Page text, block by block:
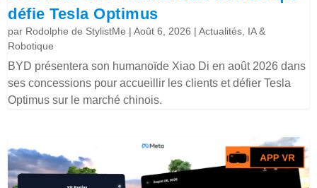
défie Tesla Optimus
par Rodolphe de StylistMe |Août 6, 2026 |Actualités IA &
Robotique
BYD présentera son humanoïde Xiao Di en août 2026 dans
ses concessions pour accueillir les clients et défier Tesla
Optimus sur le marché chinois.